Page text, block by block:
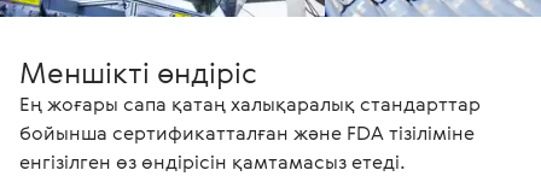
Меншікті өндіріс
Ең жоғары сапа қатаң халықаралық стандарттар
бойынша сертификатталған және FDA тізіліміне
енгізілген өз өндірісін қамтамасыз етеді.